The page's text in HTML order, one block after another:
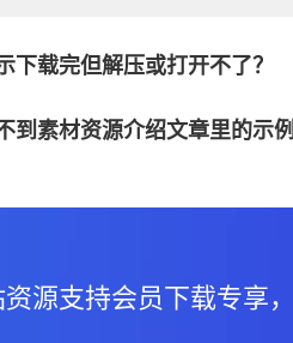
下载完但解压或打开不了？
到素材资源介绍文章里的示例
资源支持会员下载专享